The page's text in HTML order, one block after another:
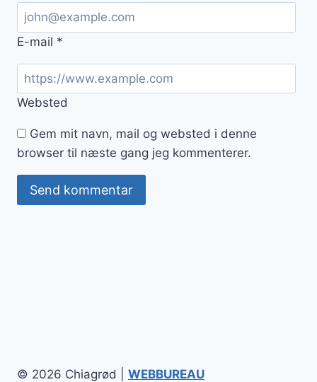
E-mail *
Websted
Gem mit navn, mail og websted i denne
browser til næste gang jeg kommenterer.
© 2026 Chiagrød | WEBBUREAU